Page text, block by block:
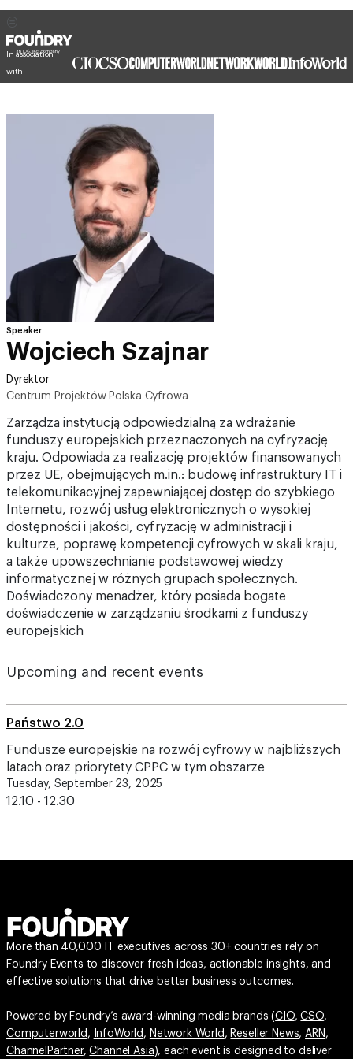
In association
with
Speaker
Wojciech Szajnar
Dyrektor
Centrum Projektów Polska Cyfrowa
Zarządza instytucją odpowiedzialną za wdrażanie
funduszy europejskich przeznaczonych na cyfryzację
kraju. Odpowiada za realizację projektów finansowanych
przez UE, obejmujących m.in.: budowę infrastruktury IT i
telekomunikacyjnej zapewniającej dostęp do szybkiego
Internetu, rozwój usług elektronicznych o wysokiej
dostępności i jakości, cyfryzację w administracji i
kulturze, poprawę kompetencji cyfrowych w skali kraju,
a także upowszechnianie podstawowej wiedzy
informatycznej w różnych grupach społecznych.
Doświadczony menadżer, który posiada bogate
doświadczenie w zarządzaniu środkami z funduszy
europejskich
Upcoming and recent events
Państwo 2.0
Fundusze europejskie na rozwój cyfrowy w najbliższych
latach oraz priorytety CPPC w tym obszarze
Tuesday, September 23, 2025
12.10 - 12.30
More than 40,000 IT executives across 30+ countries rely on
Foundry Events to discover fresh ideas, actionable insights, and
effective solutions that drive better business outcomes.
Powered by Foundry’s award-winning media brands (CIO,CSO,
Computerworld , InfoWorld , Network World , Reseller News,ARN ,
ChannelPartner,Channel Asia), each event is designed to deliver